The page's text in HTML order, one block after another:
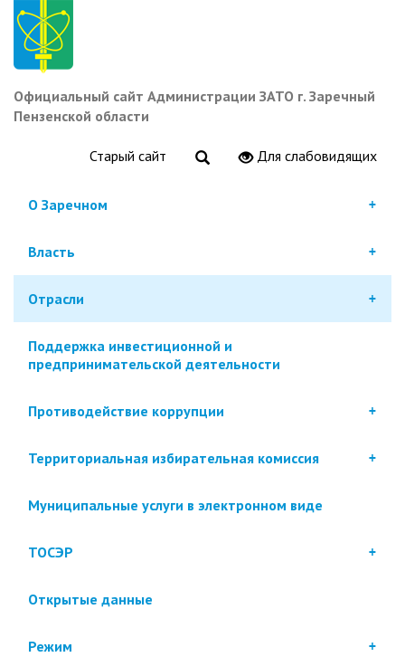
Перейти
основному
содержанию
Официальный сайт Администрации ЗАТО г. Заречный
Пензенской области
Старый сайт Для слабовидящих
О Заречном
Власть
Отрасли
Поддержка инвестиционной и
предпринимательской деятельности
Противодействие коррупции
Территориальная избирательная комиссия
Муниципальные услуги в электронном виде
ТОСЭР
Открытые данные
Режим